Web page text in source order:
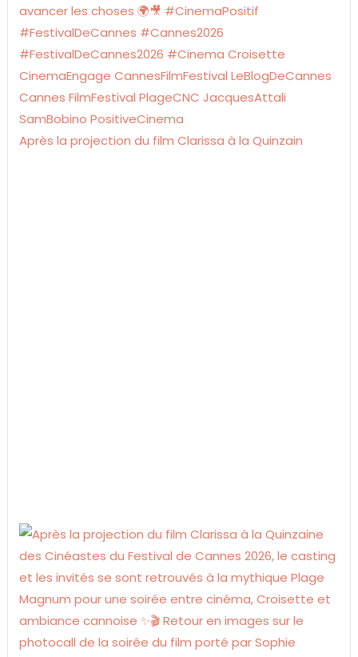
Après la projection du film Clarissa à la Quinzain